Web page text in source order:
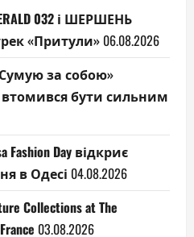
032 і ШЕРШЕНЬ
«Притули» 06.08.2026
«Сумую за собою»
бути сильним
Fashion Day відкриє
в Одесі 04.08.2026
Collections at The
03.08.2026